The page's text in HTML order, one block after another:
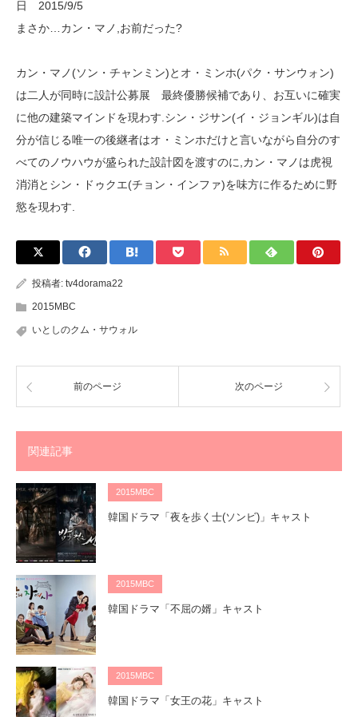
日 2015/9/5
まさか…カン・マノ,お前だった?
カン・マノ(ソン・チャンミン)とオ・ミンホ(パク・サンウォン)
は二人が同時に設計公募展 最終優勝候補であり、お互いに確実
に他の建築マインドを現わす.シン・ジサン(イ・ジョンギル)は自
分が信じる唯一の後継者はオ・ミンホだけと言いながら自分のす
べてのノウハウが盛られた設計図を渡すのに,カン・マノは虎視
消消とシン・ドゥクエ(チョン・インファ)を味方に作るために野
慾を現わす.
投稿者: tv4dorama22
2015MBC
いとしのクム・サウォル
前のページ 次のページ
関連記事
2015MBC
韓国ドラマ「夜を歩く士(ソンビ)」キャスト
2015MBC
韓国ドラマ「不屈の婿」キャスト
2015MBC
韓国ドラマ「女王の花」キャスト